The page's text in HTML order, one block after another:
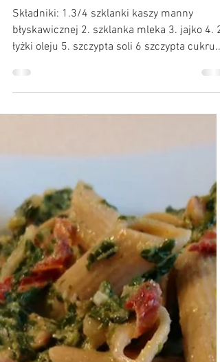
Kulinarne Przygody :)
31 mar 2020
Naleśniki z kaszy manny
błyskawicznej 2. szklanka mleka 3. jajko 4. 2
łyżki oleju 5. szczypta soli 6 szczypta cukru...